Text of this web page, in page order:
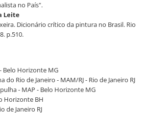
no País".
Leite
Dicionário crítico da pintura no Brasil. Rio
p.510.
Belo Horizonte MG
Rio de Janeiro - MAM/RJ - Rio de Janeiro RJ
- MAP - Belo Horizonte MG
Horizonte BH
de Janeiro RJ